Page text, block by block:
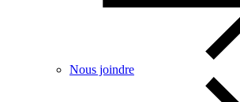
Nous joindre